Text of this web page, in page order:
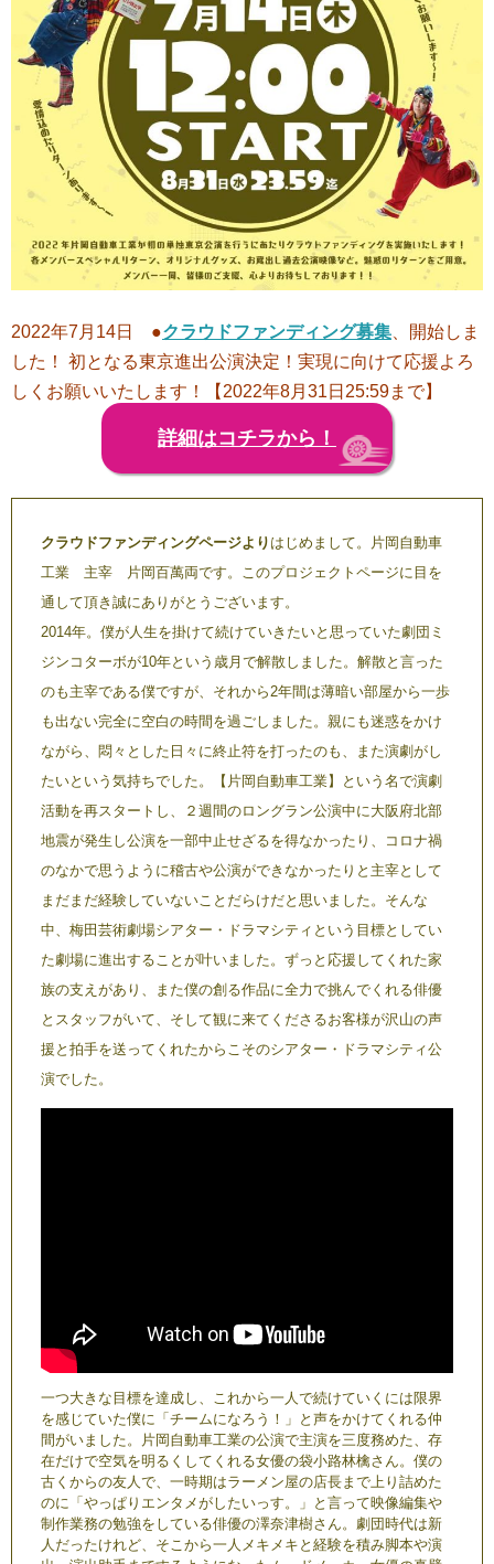
2022年7月14日 ●クラウドファンディング募集 、開始しま
した！ 初となる東京進出公演決定！実現に向けて応援よろ
しくお願いいたします！【2022年8月31日25:59まで】
詳細はコチラから！
クラウドファンディングページより はじめまして。片岡自動車
工業 主宰 片岡百萬両です。このプロジェクトページに目を
通して頂き誠にありがとうございます。
2014年。僕が人生を掛けて続けていきたいと思っていた劇団ミ
ジンコターボが10年という歳月で解散しました。解散と言った
のも主宰である僕ですが、それから2年間は薄暗い部屋から一歩
も出ない完全に空白の時間を過ごしました。親にも迷惑をかけ
ながら、悶々とした日々に終止符を打ったのも、また演劇がし
たいという気持ちでした。【片岡自動車工業】という名で演劇
活動を再スタートし、２週間のロングラン公演中に大阪府北部
地震が発生し公演を一部中止せざるを得なかったり、コロナ禍
のなかで思うように稽古や公演ができなかったりと主宰として
まだまだ経験していないことだらけだと思いました。そんな
中、梅田芸術劇場シアター・ドラマシティという目標としてい
た劇場に進出することが叶いました。ずっと応援してくれた家
族の支えがあり、また僕の創る作品に全力で挑んでくれる俳優
とスタッフがいて、そして観に来てくださるお客様が沢山の声
援と拍手を送ってくれたからこそのシアター・ドラマシティ公
演でした。
一つ大きな目標を達成し、これから一人で続けていくには限界
を感じていた僕に「チームになろう！」と声をかけてくれる仲
間がいました。片岡自動車工業の公演で主演を三度務めた、存
在だけで空気を明るくしてくれる女優の袋小路林檎さん。僕の
古くからの友人で、一時期はラーメン屋の店長まで上り詰めた
のに「やっぱりエンタメがしたいっす。」と言って映像編集や
制作業務の勉強をしている俳優の澤奈津樹さん。劇団時代は新
人だったけれど、そこから一人メキメキと経験を積み脚本や演